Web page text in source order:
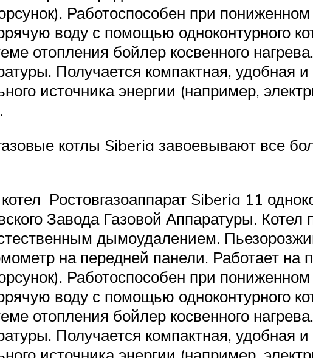
Работоспособен при
воду с помощью одноконтурного
отопления бойлер косвенного
Получается компактная, удобная
источника энергии (например,
котлы Siberia завоевывают все
Ростовгазоаппарат Siberia 11
Завода Газовой Аппаратуры.
дымоудалением.
на передней панели. Работает
Работоспособен при
воду с помощью одноконтурного
отопления бойлер косвенного
Получается компактная, удобная